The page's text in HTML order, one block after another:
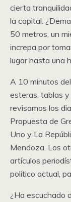
cierta
la capital.
50 metros, un
increpa por
lugar hasta una
A 10 minutos
esteras, tablas
revisamos los
Propuesta de
Uno y La
Mendoza. Los
artículos
político actual,
¿Ha escuchado